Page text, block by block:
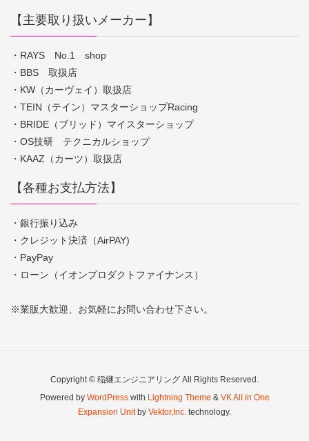
【主要取り扱いメーカー】
・RAYS No.1 shop
・BBS 取扱店
・KW（カーヴェイ）取扱店
・TEIN（テイン）マスターショップRacing
・BRIDE（ブリッド）マイスターショップ
・OS技研 テクニカルショップ
・KAAZ（カーツ）取扱店
【各種お支払方法】
・銀行振り込み
・クレジット決済（AirPAY)
・PayPay
・ローン（イオンプロダクトファイナンス）
※業販大歓迎、お気軽にお問い合わせ下さい。
Copyright © 稲継エンジニアリング All Rights Reserved.
Powered by WordPresswith Lightning Theme & VK All in One
Expansion Unitby Vektor,Inc. technology.